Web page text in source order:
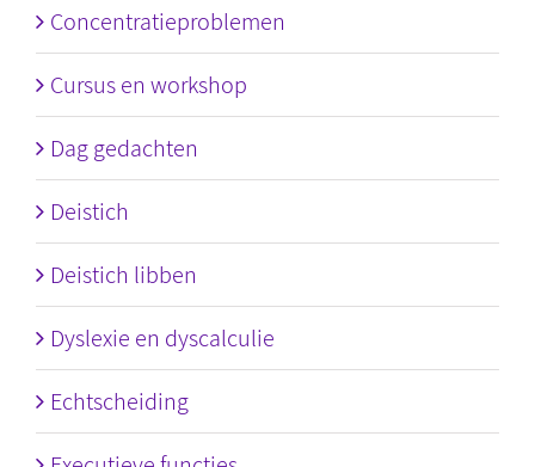
Concentratieproblemen
Cursus en workshop
Dag gedachten
Deistich
Deistich libben
Dyslexie en dyscalculie
Echtscheiding